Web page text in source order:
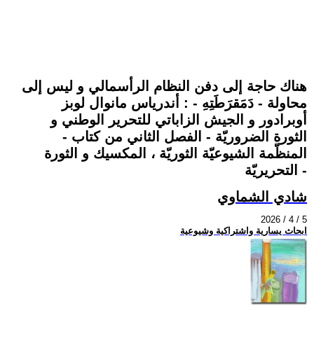
هناك حاجة إلى دفن النظام الرأسمالي و ليس إلى
محاولة - دَمَقرَطَتِهِ - : أندرياس مانوال لوبز
أوبرادور و الجيش الزاباتي للتحرير الوطني و
الثورة الضروريّة - الفصل الثاني من كتاب -
المنظّمة الشيوعيّة الثوريّة ، المكسيك و الثورة
التحريريّة -
شادي الشماوي
2026 / 4 / 5
ابحاث يسارية واشتراكية وشيوعية